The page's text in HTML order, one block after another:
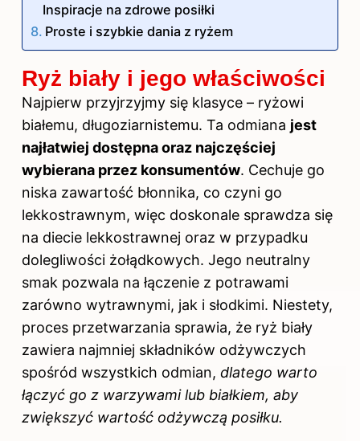
Inspiracje na zdrowe posiłki
Proste i szybkie dania z ryżem
Ryż biały i jego właściwości
Najpierw przyjrzyjmy się klasyce – ryżowi
białemu, długoziarnistemu. Ta odmiana jest
najłatwiej dostępna oraz najczęściej
wybierana przez konsumentów. Cechuje go
niska zawartość błonnika, co czyni go
lekkostrawnym, więc doskonale sprawdza się
na diecie lekkostrawnej oraz w przypadku
dolegliwości żołądkowych. Jego neutralny
smak pozwala na łączenie z potrawami
zarówno wytrawnymi, jak i słodkimi. Niestety,
proces przetwarzania sprawia, że ryż biały
zawiera najmniej składników odżywczych
spośród wszystkich odmian, dlatego warto
łączyć go z warzywami lub białkiem, aby
zwiększyć wartość odżywczą posiłku.